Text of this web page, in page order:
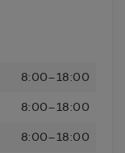
8:00–18:00
8:00–18:00
8:00–18:00